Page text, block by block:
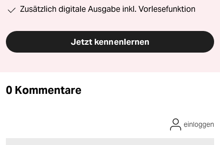
Zusätzlich digitale Ausgabe inkl. Vorlesefunktion
Jetzt kennenlernen
0 Kommentare
einloggen